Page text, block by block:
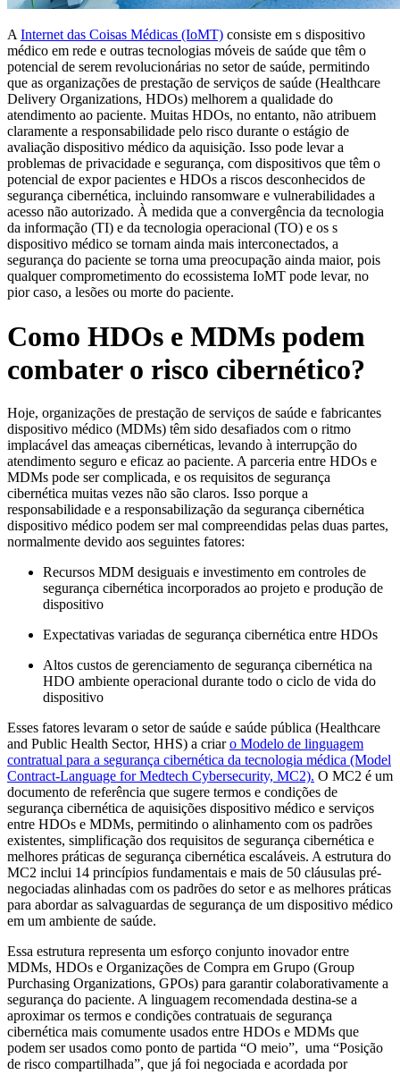
A Internet das Coisas Médicas (IoMT) consiste em s dispositivo
médico em rede e outras tecnologias móveis de saúde que têm o
potencial de serem revolucionárias no setor de saúde, permitindo
que as organizações de prestação de serviços de saúde (Healthcare
Delivery Organizations, HDOs) melhorem a qualidade do
atendimento ao paciente. Muitas HDOs, no entanto, não atribuem
claramente a responsabilidade pelo risco durante o estágio de
avaliação dispositivo médico da aquisição. Isso pode levar a
problemas de privacidade e segurança, com dispositivos que têm o
potencial de expor pacientes e HDOs a riscos desconhecidos de
segurança cibernética, incluindo ransomware e vulnerabilidades a
acesso não autorizado. À medida que a convergência da tecnologia
da informação (TI) e da tecnologia operacional (TO) e os s
dispositivo médico se tornam ainda mais interconectados, a
segurança do paciente se torna uma preocupação ainda maior, pois
qualquer comprometimento do ecossistema IoMT pode levar, no
pior caso, a lesões ou morte do paciente.
Como HDOs e MDMs podem
combater o risco cibernético?
Hoje, organizações de prestação de serviços de saúde e fabricantes
dispositivo médico (MDMs) têm sido desafiados com o ritmo
implacável das ameaças cibernéticas, levando à interrupção do
atendimento seguro e eficaz ao paciente. A parceria entre HDOs e
MDMs pode ser complicada, e os requisitos de segurança
cibernética muitas vezes não são claros. Isso porque a
responsabilidade e a responsabilização da segurança cibernética
dispositivo médico podem ser mal compreendidas pelas duas partes,
normalmente devido aos seguintes fatores:
Recursos MDM desiguais e investimento em controles de
segurança cibernética incorporados ao projeto e produção de
dispositivo
Expectativas variadas de segurança cibernética entre HDOs
Altos custos de gerenciamento de segurança cibernética na
HDO ambiente operacional durante todo o ciclo de vida do
dispositivo
Esses fatores levaram o setor de saúde e saúde pública (Healthcare
and Public Health Sector, HHS) a criaro Modelo de linguagem
contratual para a segurança cibernética da tecnologia médica (Model
Contract-Language for Medtech Cybersecurity, MC2). O MC2 é um
documento de referência que sugere termos e condições de
segurança cibernética de aquisições dispositivo médico e serviços
entre HDOs e MDMs, permitindo o alinhamento com os padrões
existentes, simplificação dos requisitos de segurança cibernética e
melhores práticas de segurança cibernética escaláveis. A estrutura do
MC2 inclui 14 princípios fundamentais e mais de 50 cláusulas pré-
negociadas alinhadas com os padrões do setor e as melhores práticas
para abordar as salvaguardas de segurança de um dispositivo médico
em um ambiente de saúde.
Essa estrutura representa um esforço conjunto inovador entre
MDMs, HDOs e Organizações de Compra em Grupo (Group
Purchasing Organizations, GPOs) para garantir colaborativamente a
segurança do paciente. A linguagem recomendada destina-se a
aproximar os termos e condições contratuais de segurança
cibernética mais comumente usados entre HDOs e MDMs que
podem ser usados como ponto de partida “O meio”, uma “Posição
de risco compartilhada”, que já foi negociada e acordada por